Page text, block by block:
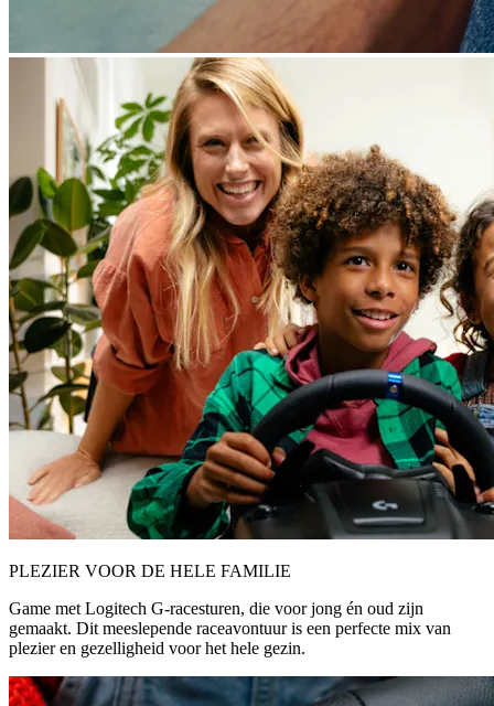
PLEZIER VOOR DE HELE FAMILIE
Game met Logitech G-racesturen, die voor jong én oud zijn
gemaakt. Dit meeslepende raceavontuur is een perfecte mix van
plezier en gezelligheid voor het hele gezin.